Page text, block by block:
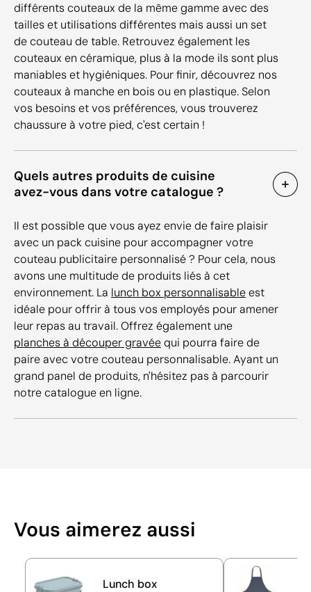
différents couteaux de la même gamme avec des
tailles et utilisations différentes mais aussi un set
de couteau de table. Retrouvez également les
couteaux en céramique, plus à la mode ils sont plus
maniables et hygiéniques. Pour finir, découvrez nos
couteaux à manche en bois ou en plastique. Selon
vos besoins et vos préférences, vous trouverez
chaussure à votre pied, c'est certain !
Quels autres produits de cuisine
avez-vous dans votre catalogue ?
Il est possible que vous ayez envie de faire plaisir
avec un pack cuisine pour accompagner votre
couteau publicitaire personnalisé ? Pour cela, nous
avons une multitude de produits liés à cet
environnement. La lunch box personnalisableest
idéale pour offrir à tous vos employés pour amener
leur repas au travail. Offrez également une
planches à découper gravéequi pourra faire de
paire avec votre couteau personnalisable. Ayant un
grand panel de produits, n'hésitez pas à parcourir
notre catalogue en ligne.
Vous aimerez aussi
Lunch box